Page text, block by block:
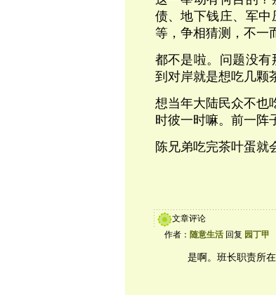
债、地下钱庄、军
等，争相猜测，不一
都不是啦。 问题没有
到对岸就是想吃几颗
想当年大陆民众不也
时彼一时嘛。前一阵
陈兄弟吃完茶叶蛋就
文章评论
作者： 随意生活回复 园丁甲
是啊。班长职责所